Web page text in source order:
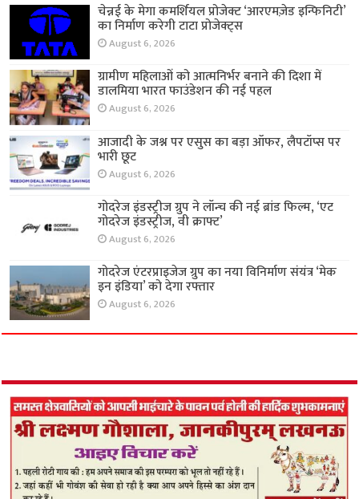
चेन्नई के मेगा कमर्शियल प्रोजेक्ट ‘आरएमज़ेड इन्फिनिटी’
का निर्माण करेगी टाटा प्रोजेक्ट्स
August 6, 2026
ग्रामीण महिलाओं को आत्मनिर्भर बनाने की दिशा में
डालमिया भारत फाउंडेशन की नई पहल
August 6, 2026
आजादी के जश्न पर एसुस का बड़ा ऑफर, लैपटॉप्स पर
भारी छूट
August 6, 2026
गोदरेज इंडस्ट्रीज ग्रुप ने लॉन्च की नई ब्रांड फिल्म, ‘एट
गोदरेज इंडस्ट्रीज, वी क्राफ्ट’
August 6, 2026
गोदरेज एंटरप्राइजेज ग्रुप का नया विनिर्माण संयंत्र ‘मेक
इन इंडिया’ को देगा रफ्तार
August 6, 2026